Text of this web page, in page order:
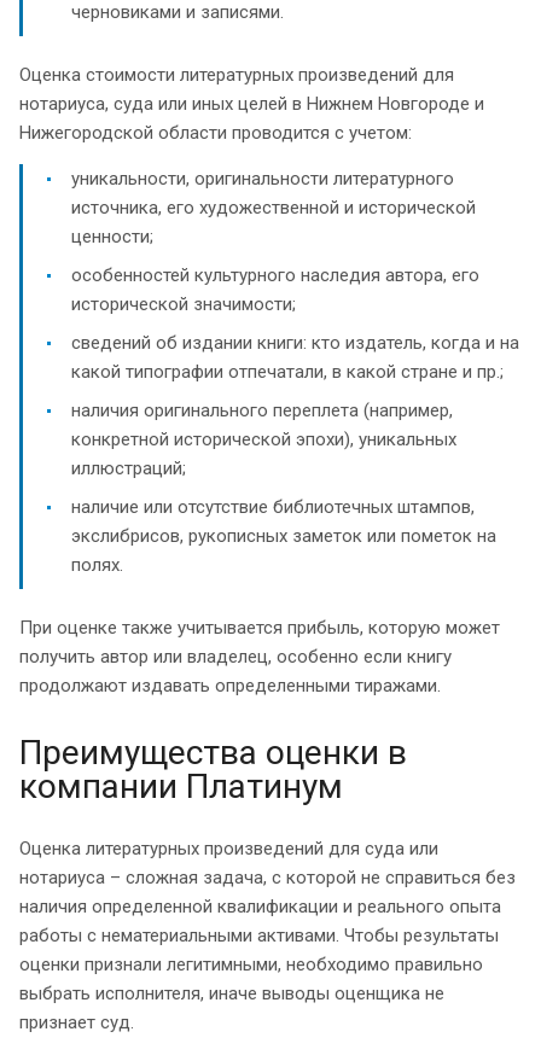
черновиками и записями.
Оценка стоимости литературных произведений для
нотариуса, суда или иных целей в Нижнем Новгороде и
Нижегородской области проводится с учетом:
уникальности, оригинальности литературного
источника, его художественной и исторической
ценности;
особенностей культурного наследия автора, его
исторической значимости;
сведений об издании книги: кто издатель, когда и на
какой типографии отпечатали, в какой стране и пр.;
наличия оригинального переплета (например,
конкретной исторической эпохи), уникальных
иллюстраций;
наличие или отсутствие библиотечных штампов,
экслибрисов, рукописных заметок или пометок на
полях.
При оценке также учитывается прибыль, которую может
получить автор или владелец, особенно если книгу
продолжают издавать определенными тиражами.
Преимущества оценки в
компании Платинум
Оценка литературных произведений для суда или
нотариуса – сложная задача, с которой не справиться без
наличия определенной квалификации и реального опыта
работы с нематериальными активами. Чтобы результаты
оценки признали легитимными, необходимо правильно
выбрать исполнителя, иначе выводы оценщика не
признает суд.